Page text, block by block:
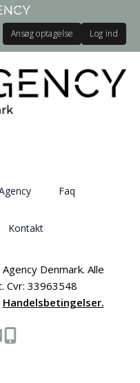
Ansøg optagelse Log ind
Faq
Kontakt
Denmark. Alle
Cvr: 33963548
Handelsbetingelser.